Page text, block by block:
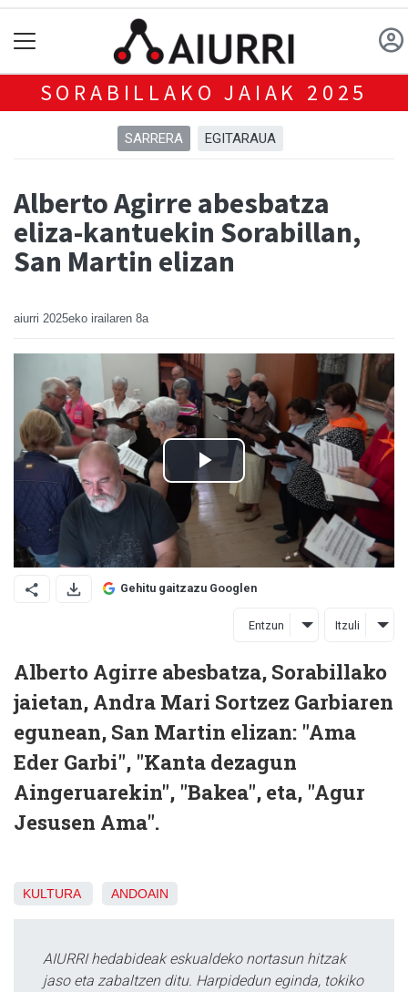
SORABILLAKO JAIAK 2025
SARRERA EGITARAUA
Alberto Agirre abesbatza
eliza-kantuekin Sorabillan,
San Martin elizan
aiurri 2025eko irailaren 8a
Gehitu gaitzazu Googlen
Entzun Itzuli
Alberto Agirre abesbatza, Sorabillako
jaietan, Andra Mari Sortzez Garbiaren
egunean, San Martin elizan: "Ama
Eder Garbi", "Kanta dezagun
Aingeruarekin", "Bakea", eta, "Agur
Jesusen Ama".
KULTURA ANDOAIN
AIURRI hedabideak eskualdeko nortasun hitzak
jaso eta zabaltzen ditu. Harpidedun eginda, tokiko